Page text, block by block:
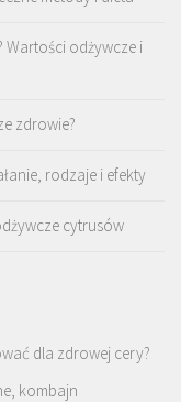
odżywcze i
zdrowie?
rodzaje i efekty
cytrusów
dla zdrowej cery?
kombajn